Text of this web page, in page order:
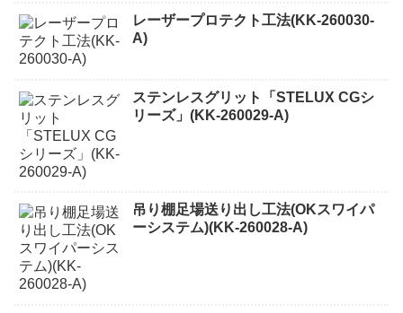
レーザープロテクト⼯法(KK-260030-
A)
ステンレスグリット「STELUX CGシ
リーズ」(KK-260029-A)
吊り棚足場送り出し工法(OKスワイパ
ーシステム)(KK-260028-A)